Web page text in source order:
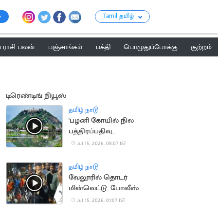
Tamil தமிழ்
பலன் பஞ்சாங்கம் பக்தி பொழுதுப்போக்கு குற்றம்
டிரெண்டிங் நியூஸ்
தமிழ் நாடு
'பழனி கோயில் நில
பத்திரப்பதிவு
செல்லாது'.. நீதிமன்றம்
Jul 15, 2026, 08:07 IST
தமிழ் நாடு
வேலூரில் தொடர்
மின்வெட்டு.. போலீஸ்
பேச்சால் சர்ச்சை
Jul 15, 2026, 01:07 IST